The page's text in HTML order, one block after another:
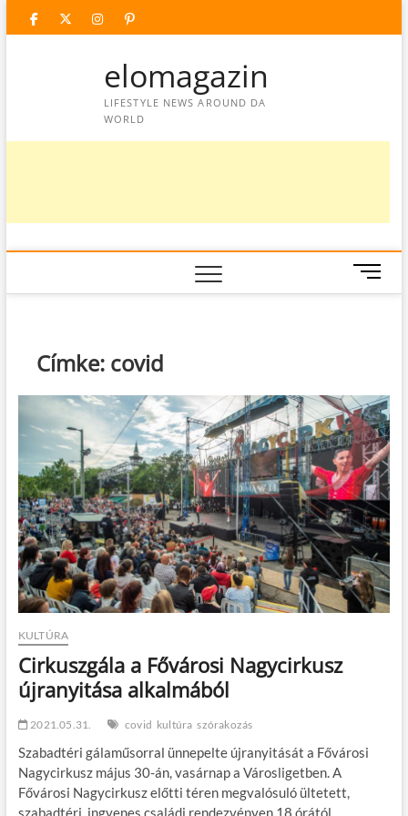
facebooktwitter
instagram
googleplus
pinterest
elomagazin
LIFESTYLE NEWS AROUND DA
WORLD
M
e
t
o
n
Címke: covid
KULTÚRA
Cirkuszgála a Fővárosi Nagycirkusz
újranyitása alkalmából
2021.05.31. covid kultúra szórakozás
Szabadtéri gálaműsorral ünnepelte újranyitását a Fővárosi
Nagycirkusz május 30-án, vasárnap a Városligetben. A
Fővárosi Nagycirkusz előtti téren megvalósuló ültetett,
szabadtéri, ingyenes családi rendezvényen 18 órától…